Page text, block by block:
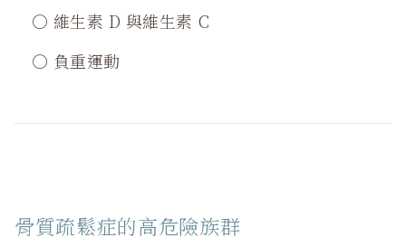
○ 維生素 D 與維生素 C
○ 負重運動
骨質疏鬆症的高危險族群